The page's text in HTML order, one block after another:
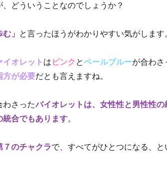
どういうことなのでしょうか？
」 と言ったほうがわかりやすい気がします
オレット は ピンク とペールブルーが合わさ
方が必要だとも言えますね。
わさったバイオレット は、女性性と男性性
統合でもあります。
７のチャクラで、すべてがひとつになる、